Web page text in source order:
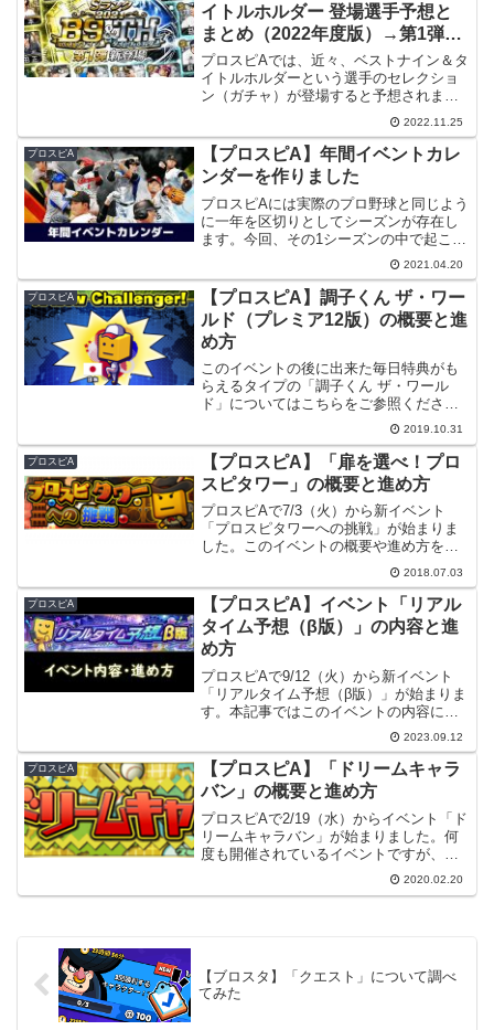
イトルホルダー 登場選手予想と
まとめ（2022年度版）→第1弾登
場！
プロスピAでは、近々、ベストナイン＆タ
イトルホルダーという選手のセレクショ
ン（ガチャ）が登場すると予想されま
す。今回はその選手のメンバーを確認・
予想してみます。【注意】 過去の例をも
とにして今年の登場選手を予想していま
す。実際は異なる場合が...
2022.11.25
プロスピA
【プロスピA】年間イベントカレ
ンダーを作りました
プロスピAには実際のプロ野球と同じよう
に一年を区切りとしてシーズンが存在し
ます。今回、その1シーズンの中で起こる
イベントを一覧で見ることができるカレ
ンダーを作りましたので、本記事でご紹
介します。はじめにカレンダーと言って
も、今シーズンこれか...
2021.04.20
プロスピA
【プロスピA】調子くん ザ・ワー
ルド（プレミア12版）の概要と進
め方
このイベントの後に出来た毎日特典がも
らえるタイプの「調子くん ザ・ワール
ド」についてはこちらをご参照くださ
い。⇒ 「調子くん ザ・ワールド」（毎日
特典版）プロスピAで10/31（木）からイ
ベント「調子くん ザ・ワールド」が始ま
りました。新し...
2019.10.31
プロスピA
【プロスピA】「扉を選べ！プロ
スピタワー」の概要と進め方
プロスピAで7/3（火）から新イベント
「プロスピタワーへの挑戦」が始まりま
した。このイベントの概要や進め方を備
忘録として書いておきます。【注意】個
人的にいいと思う方法を書いていますの
で、当てはまらない人がいたり、情報が
間違っている場合もあり...
2018.07.03
プロスピA
【プロスピA】イベント「リアル
タイム予想（β版）」の内容と進
め方
プロスピAで9/12（火）から新イベント
「リアルタイム予想（β版）」が始まりま
す。本記事ではこのイベントの内容につ
いてまとめてみたいと思います。進め方
については筆者が個人的に良い方法だと
思う方法を書いています。当てはまらな
い人がいる場合があ...
2023.09.12
プロスピA
【プロスピA】「ドリームキャラ
バン」の概要と進め方
プロスピAで2/19（水）からイベント「ド
リームキャラバン」が始まりました。何
度も開催されているイベントですが、イ
ベントの概要や進め方を備忘録として書
いておきます。【注意】個人的に効率が
2020.02.20
【ブロスタ】「クエスト」について調べ
てみた